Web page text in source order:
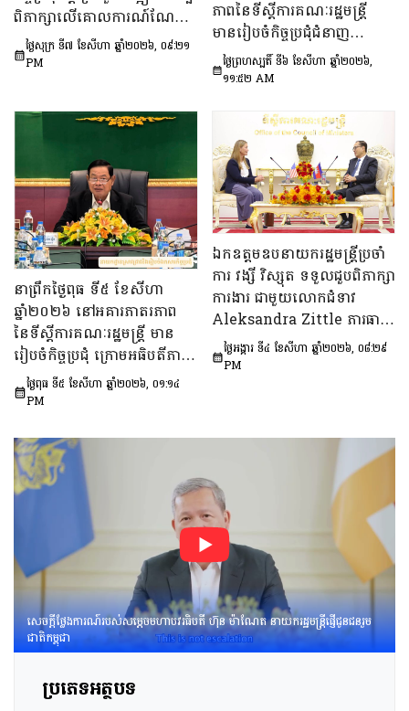
ពិភាក្សាលើគោលការណ៍​ណែនាំ
ស្តីពីការរៀបចំប្រកាស ប្រកាស
អន្តរក្រសួង និងប្រកាសរួម របស់
ថ្ងៃសុក្រ ទី៧ ខែសីហា ឆ្នាំ២០២៦, ០៩:២១
PM
ភាពនៃទីស្តីការគណៈរដ្ឋមន្រ្តី
មានរៀបចំកិច្ចប្រជុំជំនាញ
បច្ចេកទេស ក្រោមអធិបតីភាព
ឯកឧត្តម សុក ផេង រដ្ឋលេខាធិ
ប្រធាន និងជាប្រធាន​ក្រុម​ការងារ​
ទី៣នៃក្រុមប្រឹក្សាអ្នកច្បាប់ និង
ឯកឧត្តម ចែម ផល្លា អនុប្រធាន​
និង​ជា​ប្រធាន​ក្រុមការងារទី៣នៃ
ក្រុមប្រឹក្សាសេដ្ឋកិច្ច សង្គមកិច្ច
និង​វប្បធម៌ ដើម្បីពិនិត្យ​និង​
ពិភាក្សា​លើ «សេចក្តីព្រាង
ផែនការ​សកម្មភាពជាតិ​​ស្ដីពី​ការ
បង្ការទប់ស្កាត់​អាពាហ៍ពិពាហ៍​
នៅវ័យក្មេង​និងការ​មាន​ផ្ទៃពោះ​
នៅ​វ័យជំទង់​នៅកម្ពុជា
ឆ្នាំ២០២៦-២០៣០»។
ថ្ងៃព្រហស្បតិ៍ ទី៦ ខែសីហា ឆ្នាំ២០២៦,
១១:៥២ AM
នាព្រឹកថ្ងៃពុធ ទី៥ ខែសីហា
ឆ្នាំ២០២៦ នៅអគារភាតរភាព
នៃទីស្តីការគណៈរដ្ឋមន្រ្តី មាន
រៀបចំកិច្ចប្រជុំ ក្រោមអធិបតីភាព
ឯកឧត្តម ឆឺយ រឿន រដ្ឋលេខាធិ
ការ​ទីស្តីការគណៈរដ្ឋមន្ត្រី ដើម្បី
ព្រាង​គំរូ​របាយការណ៍​សង្ខេប​ស្ដីពី​
វឌ្ឍនភាព​និងសមិទ្ធផល​សំខាន់ៗ​
របស់​រាជរដ្ឋាភិបាល​នៃ​
ព្រះរាជាណាចក្រកម្ពុជា។
ថ្ងៃពុធ ទី៥ ខែសីហា ឆ្នាំ២០២៦, ០១:១៤
PM
ឯកឧត្តមឧបនាយករដ្ឋមន្ត្រីប្រចាំ
ការ វង្សី វិស្សុត ទទួលជួបពិភាក្សា
ការងារ ជាមួយលោកជំទាវ
Aleksandra Zittle ភារធារី
ស្តីទីនៃស្ថានទូតសហរដ្ឋអាម៉េរិក
ប្រចាំកម្ពុជា
ថ្ងៃអង្គារ ទី៤ ខែសីហា ឆ្នាំ២០២៦, ០៨:២៩
PM
សេចក្តីថ្លែងការណ៍របស់សម្តេចមហាបវរធិបតី ហ៊ុន ម៉ាណែត នាយករដ្ឋមន្រ្តីផ្ញើជូនជនរួម
ជាតិកម្ពុជា
ប្រភេទអត្ថបទ